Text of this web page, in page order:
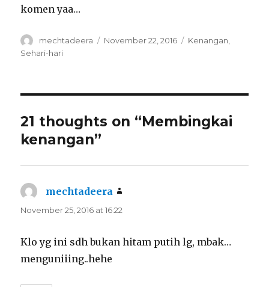
komen yaa…
Author
mechtadeera
Posted
November 22, 2016 Categories
Kenangan
Sehari-hari
21 thoughts on “Membingkai
kenangan”
mechtadeera
November 25, 2016 at 16:22
Klo yg ini sdh bukan hitam putih lg, mbak…
menguniiing..hehe